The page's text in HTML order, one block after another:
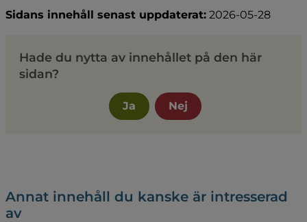
Sidans innehåll senast uppdaterat: 2026-05-28
Hade du nytta av innehållet på den här
sidan?
Ja Nej
Annat innehåll du kanske är intresserad
av